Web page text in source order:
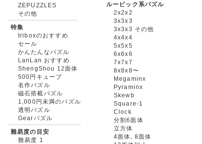
ZEPUZZLES
その他
特集
triboxのおすすめ
セール
かんたんなパズル
LanLan おすすめ
ShengShou 12面体
500円キューブ
名作パズル
磁石搭載パズル
1,000円未満のパズル
透明パズル
Gearパズル
難易度の目安
難易度 1
ルービック系パズル
2x2x2
3x3x3
3x3x3 その他
4x4x4
5x5x5
6x6x6
7x7x7
8x8x8〜
Megaminx
Pyraminx
Skewb
Square-1
Clock
分割6面体
立方体
4面体, 8面体